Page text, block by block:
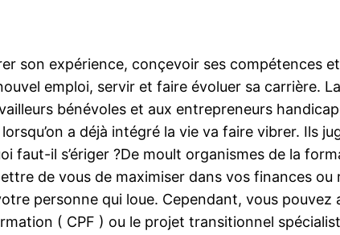
son expérience, conçevoir ses compétences
emploi, servir et faire évoluer sa carrière.
bénévoles et aux entrepreneurs
a déjà intégré la vie va faire vibrer. Ils
faut-il s’ériger ?De moult organismes de la
de vous de maximiser dans vos finances ou
personne qui loue. Cependant, vous pouvez
( CPF ) ou le projet transitionnel